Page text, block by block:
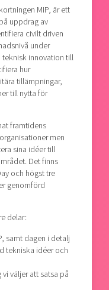
MIP, är ett
uppdrag av
civilt driven
under
innovation till
hur
tillämpningar,
till nytta för
framtidens
men
sina idéer till
Det finns
och högst tre
genomförd
delar:
samt dagen i detalj
tekniska idéer och
väljer att satsa på